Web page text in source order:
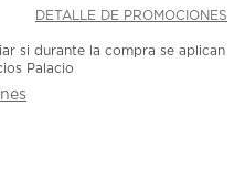
DETALLE DE PROMOCIONES
si durante la compra se aplican
Palacio